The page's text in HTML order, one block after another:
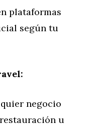
plataformas
según tu
negocio
u